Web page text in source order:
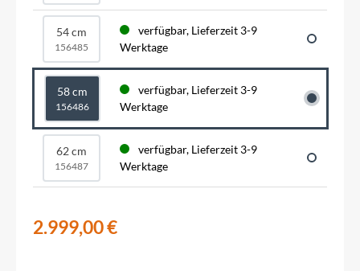
54 cm
156485
verfügbar, Lieferzeit 3-9
Werktage
58 cm
156486
verfügbar, Lieferzeit 3-9
Werktage
62 cm
156487
verfügbar, Lieferzeit 3-9
Werktage
2.999,00 €